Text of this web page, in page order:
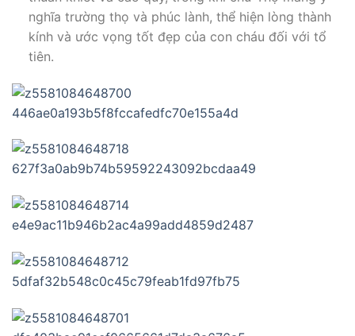
nghĩa trường thọ và phúc lành, thể hiện lòng thành
kính và ước vọng tốt đẹp của con cháu đối với tổ
tiên.